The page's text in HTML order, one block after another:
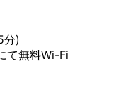
分)
て無料Wi-Fi